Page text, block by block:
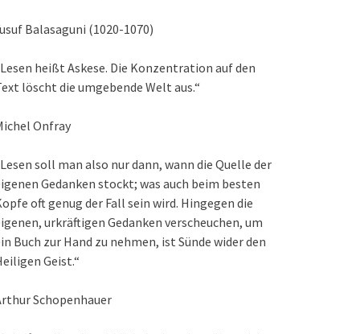
Balasaguni (1020-1070)
heißt Askese. Die Konzentration auf den
löscht die umgebende Welt aus.“
Onfray
soll man also nur dann, wann die Quelle der
Gedanken stockt; was auch beim besten
oft genug der Fall sein wird. Hingegen die
urkräftigen Gedanken verscheuchen, um
Buch zur Hand zu nehmen, ist Sünde wider den
Geist.“
Schopenhauer